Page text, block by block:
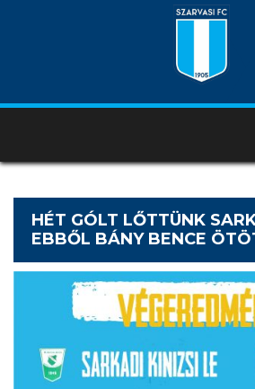
HÉT GÓLT LŐTTÜNK
EBBŐL BÁNY BENCE